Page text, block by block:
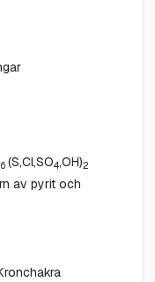
6 (S,Cl,SO4,OH)2
av pyrit och